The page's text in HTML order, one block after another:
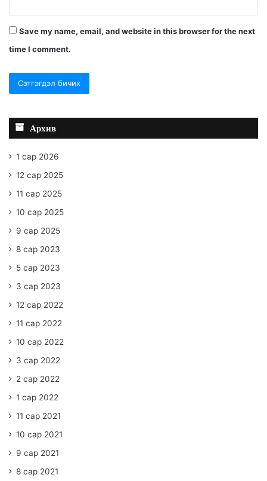
Save my name, email, and website in this browser for the next
time I comment.
Архив
1 сар 2026
12 сар 2025
11 сар 2025
10 сар 2025
9 сар 2025
8 сар 2023
5 сар 2023
3 сар 2023
12 сар 2022
11 сар 2022
10 сар 2022
3 сар 2022
2 сар 2022
1 сар 2022
11 сар 2021
10 сар 2021
9 сар 2021
8 сар 2021